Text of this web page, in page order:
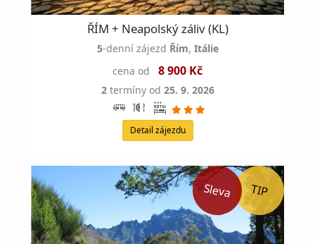
ŘÍM + Neapolský záliv (KL)
5-denní zájezd Řím, Itálie
cena od
8 900 Kč
2termíny od 25. 9. 2026
Detail zájezdu